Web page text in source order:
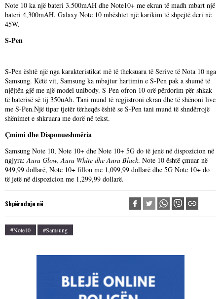
Note 10 ka një bateri 3.500mAH dhe Note10+ me ekran të madh mbart një
bateri 4,300mAH. Galaxy Note 10 mbështet një karikim të shpejtë deri në
45W.
S-Pen
S-Pen është një nga karakteristikat më të theksuara të Serive të Nota 10 nga
Samsung. Këtë vit, Samsung ka mbajtur hartimin e S-Pen pak a shumë të
njëjtën gjë me një model unibody. S-Pen ofron 10 orë përdorim për shkak
të baterisë së tij 350uAh. Tani mund të regjistroni ekran dhe të shënoni live
me S-Pen.Një tipar tjetër tërheqës është se S-Pen tani mund të shndërrojë
shënimet e shkruara me dorë në tekst.
Çmimi dhe Disponueshmëria
Samsung Note 10, Note 10+ dhe Note 10+ 5G do të jenë në dispozicion në
ngjyra:Aura Glow, Aura White dhe Aura Black. Note 10 është çmuar në
949,99 dollarë, Note 10+ fillon me 1,099,99 dollarë dhe 5G Note 10+ do
të jetë në dispozicion me 1,299,99 dollarë.
Shpërndaje në
#Note10 #Samsung